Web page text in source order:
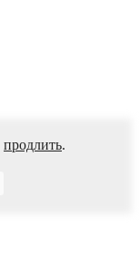
продлить.